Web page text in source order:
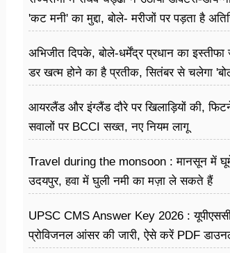
'कट मनी' का मुद्दा, बोले- मरीजों पर पड़ता है
अभिजीत दिपके, बोले-धर्मेंद्र प्रधान का
डर खत्म होने का है प्रतीक, सितंबर से चलेगा
आयरलैंड और इंग्लैंड दौरे पर खिलाड़ियों की,
सवालों पर BCCI सख्त, नए नियम लागू
Travel during the monsoon : मानसून में
उदयपुर, हवा में घुली नमी का मज़ा ले सकते हैं
UPSC CMS Answer Key 2026 :
प्रोविजनल आंसर की जारी, ऐसे करें PDF